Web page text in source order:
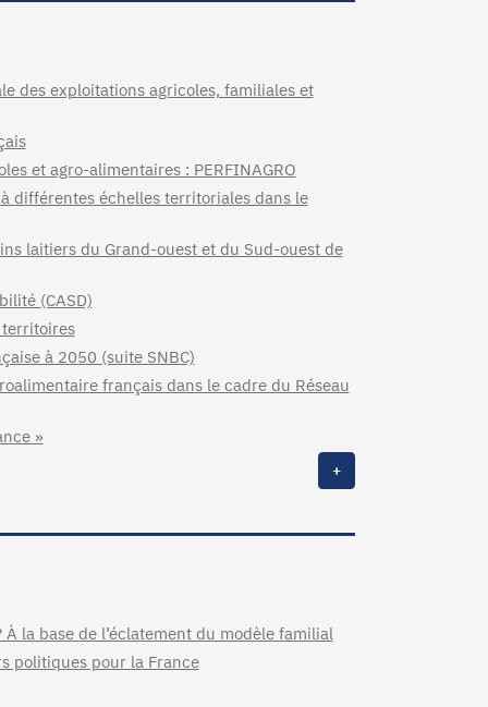
des exploitations agricoles, familiales et
et agro-alimentaires : PERFINAGRO
différentes échelles territoriales dans le
laitiers du Grand-ouest et du Sud-ouest de
(CASD)
territoires
à 2050 (suite SNBC)
français dans le cadre du Réseau
»
+
la base de l’éclatement du modèle familial
politiques pour la France